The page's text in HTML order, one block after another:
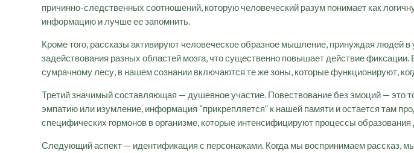
причинно-следственных соотношений, которую человеческий разум понимает как
информацию и лучше ее запомнить.
Кроме того, рассказы активируют человеческое образное мышление, принуждая людей
задействования разных областей мозга, что существенно повышает действие
сумрачному лесу, в нашем сознании включаются те же зоны, которые функционируют,
Третий значимый составляющая — душевное участие. Повествование без эмоций — это
эмпатию или изумление, информация “прикрепляется” к нашей памяти и остается там
специфических гормонов в организме, которые интенсифицируют процессы
Следующий аспект — идентификация с персонажами. Когда мы воспринимаем рассказ,